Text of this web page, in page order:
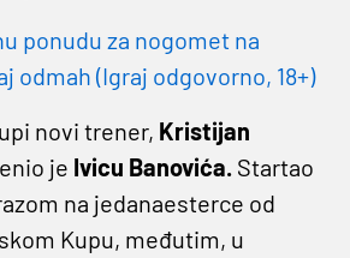
ponudu za nogomet na
odmah (Igraj odgovorno, 18+)
novi trener, Kristijan
je Ivicu Banovića. Startao
na jedanaesterce od
Kupu, međutim, u